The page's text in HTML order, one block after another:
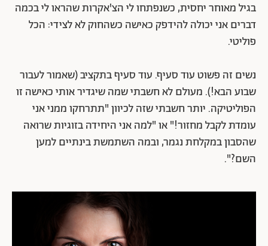
בגיל מאוחר יחסית, כשנפתחו לי הצ'אקרות שהראו לי בכמה
דברים אני יכולה להידפק כאישה כשהחוק לא לצידי: הכל
פוליטי.
נשים זה פשוט עוד סעיף. עוד סעיף בתקציב (שאמור לעבור
שבוע הבא!). מעולם לא חשבתי שמה שיגדיר אותי כאישה זו
הפוליטיקה. יותר חשבתי שזה לכיוון "תתרחקו ממני אני
עומדת לקבל מחזור!" או "למה אני היחידה בזוגיות שרואה
שהסבון במקלחת נגמר, ובמה השתמשת בינתיים למען
השם?".